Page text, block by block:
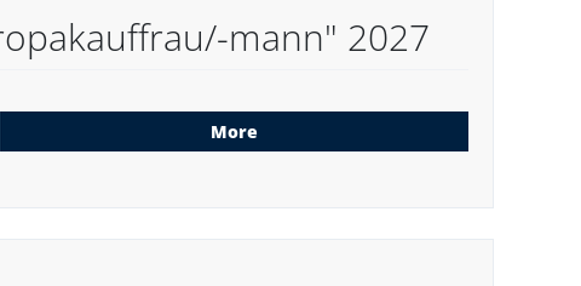
mann" 2027
More